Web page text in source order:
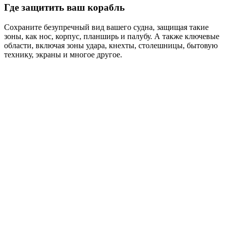
Где защитить ваш корабль
Сохраните безупречный вид вашего судна, защищая такие
зоны, как нос, корпус, планширь и палубу. А также ключевые
области, включая зоны удара, кнехты, столешницы, бытовую
технику, экраны и многое другое.